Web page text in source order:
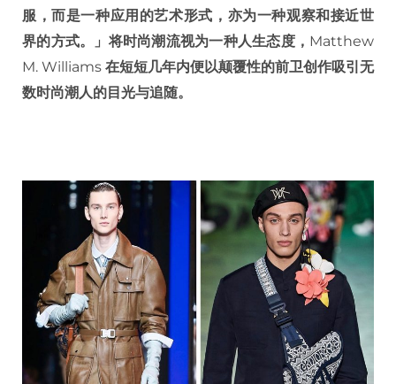
服，而是一种应用的艺术形式，亦为一种观察和接近世
界的方式。」将时尚潮流视为一种人生态度， Matthew
M. Williams 在短短几年内便以颠覆性的前卫创作吸引无
数时尚潮人的目光与追随。